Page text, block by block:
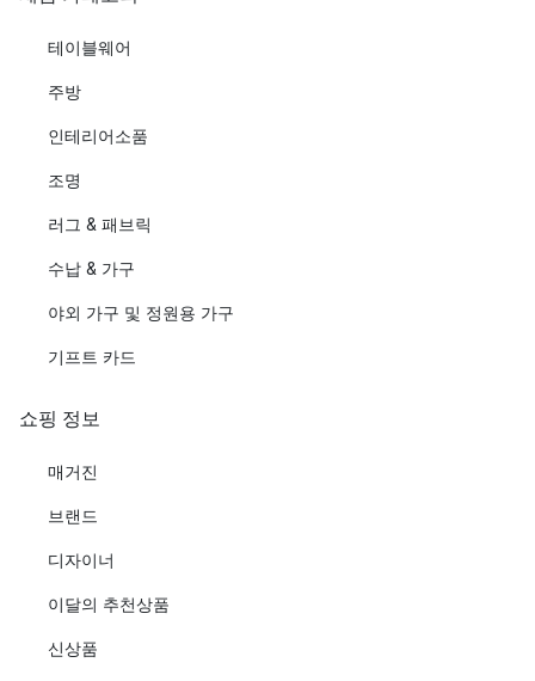
테이블웨어
주방
인테리어소품
조명
러그 & 패브릭
수납 & 가구
야외 가구 및 정원용 가구
기프트 카드
쇼핑 정보
매거진
브랜드
디자이너
이달의 추천상품
신상품